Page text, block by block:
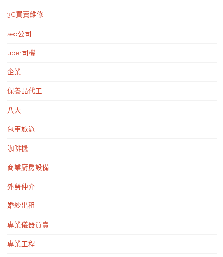
3C買賣維修
seo公司
uber司機
企業
保養品代工
八大
包車旅遊
咖啡機
商業廚房設備
外勞仲介
婚紗出租
專業儀器買賣
專業工程